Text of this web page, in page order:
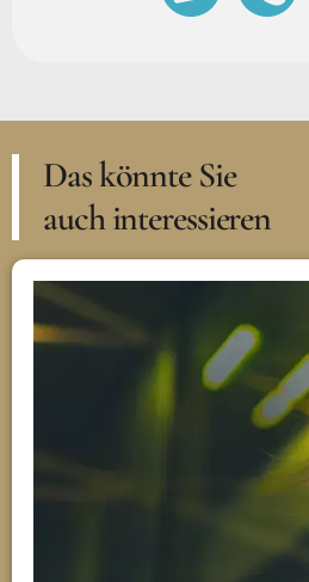
Das könnte Sie
auch interessieren